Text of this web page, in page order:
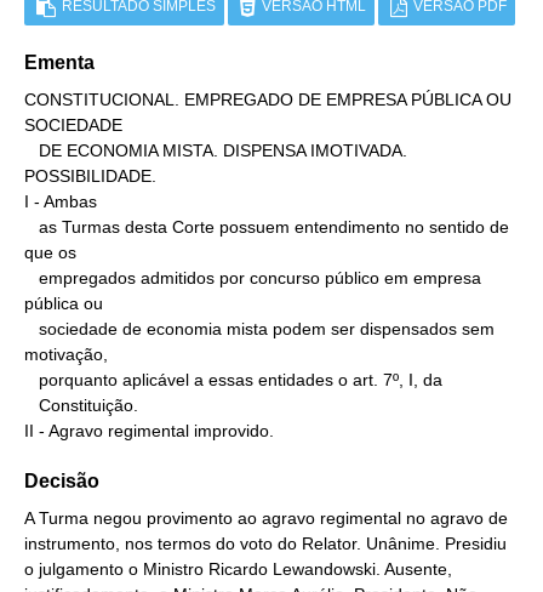
RESULTADO SIMPLES VERSÃO HTML VERSÃO PDF
Ementa
CONSTITUCIONAL. EMPREGADO DE EMPRESA PÚBLICA OU
SOCIEDADE
POSSIBILIDADE.
I - Ambas
que os
pública ou
motivação,
II - Agravo regimental improvido.
Decisão
A Turma negou provimento ao agravo regimental no agravo de
instrumento, nos termos do voto do Relator. Unânime. Presidiu
o julgamento o Ministro Ricardo Lewandowski. Ausente,